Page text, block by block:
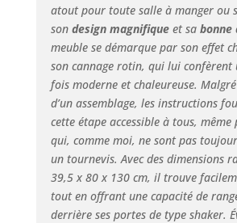
atout pour toute salle à manger ou
son design magnifiqueet sa bonne
meuble se démarque par son effet
son cannage rotin, qui lui confèrent
fois moderne et chaleureuse.
d’un assemblage, les instructions
cette étape accessible à tous, même
qui, comme moi, ne sont pas
un tournevis. Avec des dimensions
39,5 x 80 x 130 cm, il trouve
tout en offrant une capacité de
derrière ses portes de type shaker.